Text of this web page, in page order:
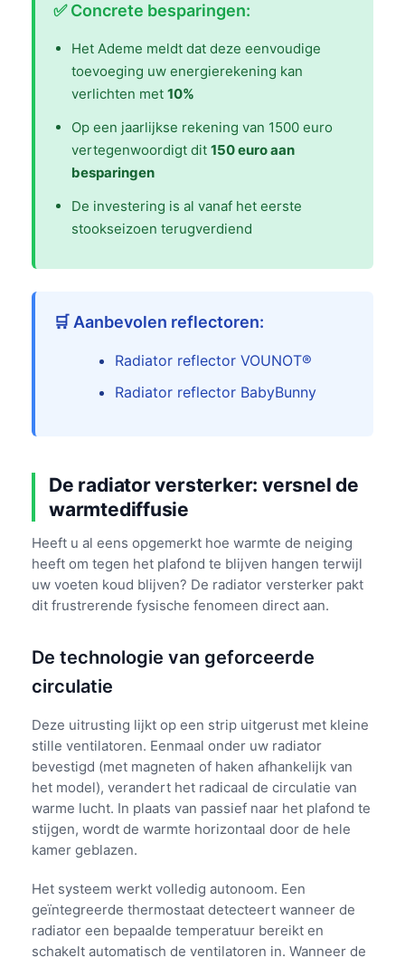
✅ Concrete besparingen:
Het Ademe meldt dat deze eenvoudige
toevoeging uw energierekening kan
verlichten met 10%
Op een jaarlijkse rekening van 1500 euro
vertegenwoordigt dit 150 euro aan
besparingen
De investering is al vanaf het eerste
stookseizoen terugverdiend
🛒 Aanbevolen reflectoren:
Radiator reflector VOUNOT®
Radiator reflector BabyBunny
De radiator versterker: versnel de
warmtediffusie
Heeft u al eens opgemerkt hoe warmte de neiging
heeft om tegen het plafond te blijven hangen terwijl
uw voeten koud blijven? De radiator versterker pakt
dit frustrerende fysische fenomeen direct aan.
De technologie van geforceerde
circulatie
Deze uitrusting lijkt op een strip uitgerust met kleine
stille ventilatoren. Eenmaal onder uw radiator
bevestigd (met magneten of haken afhankelijk van
het model), verandert het radicaal de circulatie van
warme lucht. In plaats van passief naar het plafond te
stijgen, wordt de warmte horizontaal door de hele
kamer geblazen.
Het systeem werkt volledig autonoom. Een
geïntegreerde thermostaat detecteert wanneer de
radiator een bepaalde temperatuur bereikt en
schakelt automatisch de ventilatoren in. Wanneer de